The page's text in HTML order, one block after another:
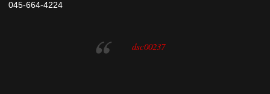
045-664-4224
dsc00237